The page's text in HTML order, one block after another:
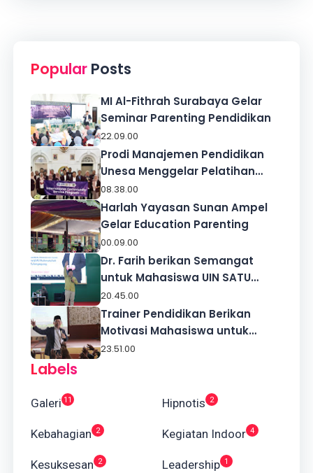
Popular Posts
MI Al-Fithrah Surabaya Gelar
Seminar Parenting Pendidikan
22.09.00
Prodi Manajemen Pendidikan
Unesa Menggelar Pelatihan
KOSP di Sekolah Indonesia
Kuala Lumpur
08.38.00
Harlah Yayasan Sunan Ampel
Gelar Education Parenting
00.09.00
Dr. Farih berikan Semangat
untuk Mahasiswa UIN SATU
Tulungagung
20.45.00
Trainer Pendidikan Berikan
Motivasi Mahasiswa untuk
Sukses
23.51.00
Labels
Galeri 11 Hipnotis 2
Kebahagian 2 Kegiatan Indoor 4
Kesuksesan 2 Leadership 1